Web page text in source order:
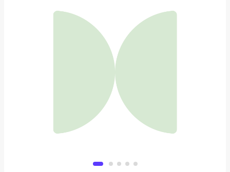
Два Мяча
6 590 ₽
Добавить в вишлист